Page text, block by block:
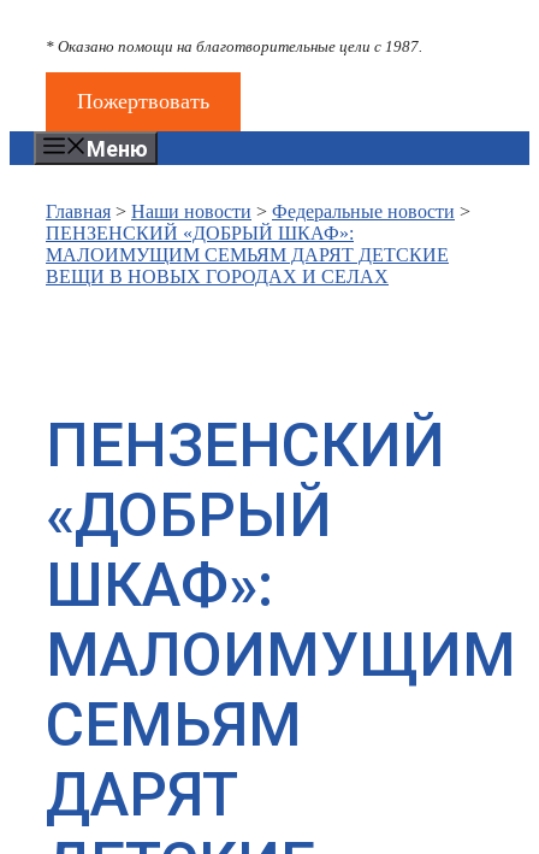
* Оказано помощи на благотворительные цели с 1987.
Пожертвовать
Меню
Главная > Наши новости > Федеральные новости >
ПЕНЗЕНСКИЙ «ДОБРЫЙ ШКАФ»:
МАЛОИМУЩИМ СЕМЬЯМ ДАРЯТ ДЕТСКИЕ
ВЕЩИ В НОВЫХ ГОРОДАХ И СЕЛАХ
ПЕНЗЕНСКИЙ
«ДОБРЫЙ
ШКАФ»:
МАЛОИМУЩИМ
СЕМЬЯМ
ДАРЯТ